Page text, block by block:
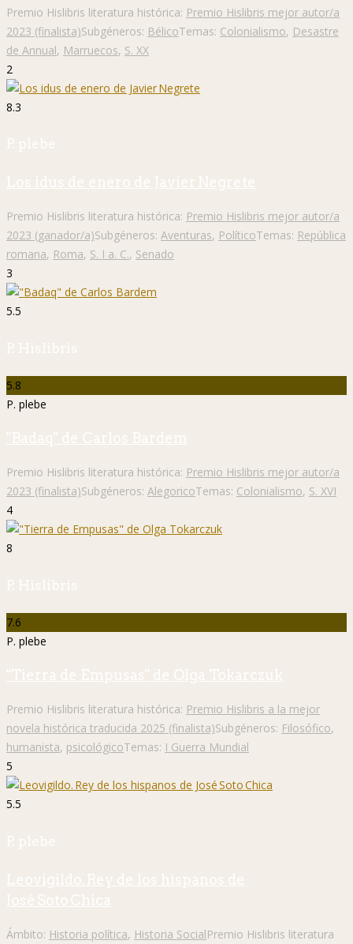
Premio Hislibris literatura histórica: Premio Hislibris mejor autor/a
2023 (finalista)Subgéneros: BélicoTemas: Colonialismo, Desastre
de Annual, Marruecos, S. XX
2
8.3
P. plebe
Los idus de enero de Javier Negrete
Premio Hislibris literatura histórica: Premio Hislibris mejor autor/a
2023 (ganador/a)Subgéneros: Aventuras, PolíticoTemas: República
romana, Roma, S. I a. C., Senado
3
5.5
P. Hislibris
5.8
P. plebe
"Badaq" de Carlos Bardem
Premio Hislibris literatura histórica: Premio Hislibris mejor autor/a
2023 (finalista)Subgéneros: AlegoricoTemas: Colonialismo, S. XVI
4
8
P. Hislibris
7.6
P. plebe
"Tierra de Empusas" de Olga Tokarczuk
Premio Hislibris literatura histórica: Premio Hislibris a la mejor
novela histórica traducida 2025 (finalista)Subgéneros: Filosófico,
humanista, psicológicoTemas: I Guerra Mundial
5
5.5
P. plebe
Leovigildo. Rey de los hispanos de
José Soto Chica
Ámbito: Historia política, Historia SocialPremio Hislibris literatura